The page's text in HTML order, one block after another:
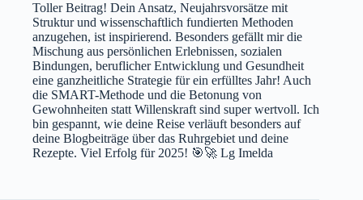
Toller Beitrag! Dein Ansatz, Neujahrsvorsätze mit
Struktur und wissenschaftlich fundierten Methoden
anzugehen, ist inspirierend. Besonders gefällt mir die
Mischung aus persönlichen Erlebnissen, sozialen
Bindungen, beruflicher Entwicklung und Gesundheit
eine ganzheitliche Strategie für ein erfülltes Jahr! Auch
die SMART-Methode und die Betonung von
Gewohnheiten statt Willenskraft sind super wertvoll. Ich
bin gespannt, wie deine Reise verläuft besonders auf
deine Blogbeiträge über das Ruhrgebiet und deine
Rezepte. Viel Erfolg für 2025! 🎯🚀 Lg Imelda